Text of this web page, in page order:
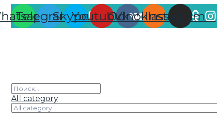
TelegramSkypeYoutubeVk
Odnoklassniki
Instagram
All category